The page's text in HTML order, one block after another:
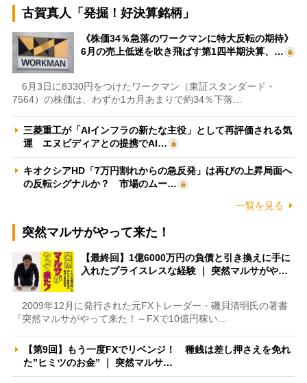
古賀真人「発掘！好決算銘柄」
《株価34％急落のワークマンに特大反転の期待》
6月の売上低迷を吹き飛ばす第1四半期決算、…
6月3日に8330円をつけたワークマン（東証スタンダード・
7564）の株価は、わずか1カ月あまりで約34％下落…
三菱重工が「AIインフラの新たな主役」として再評価される気
運 エヌビディアとの提携でAI…
キオクシアHD「7万円割れからの急反発」は再びの上昇局面へ
の反転シグナルか？ 市場のムー…
一覧を見る
突然マルサがやって来た！
【最終回】1億6000万円の負債と引き換えに手に
入れたプライスレスな経験 ｜ 突然マルサがや…
2009年12月に発行された元FXトレーダー・磯貝清明氏の著書
『突然マルサがやって来た！～FXで10億円稼い…
【第9回】もう一度FXでリベンジ！ 種銭は差し押さえを免れ
た”ヒミツのお金” ｜ 突然マルサ…